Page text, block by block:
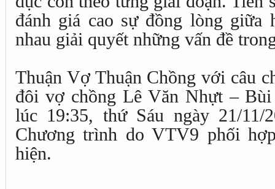
đánh giá cao sự đồng lòng giữa
nhau giải quyết những vấn đề
Thuận Vợ Thuận Chồng với câu
đôi vợ chồng Lê Văn Nhựt –
lúc 19:35, thứ Sáu ngày 21/11/
Chương trình do VTV9 phối
hiện.